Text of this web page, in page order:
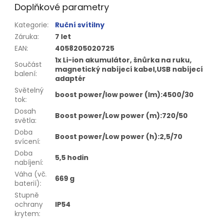
Doplňkové parametry
Kategorie:
Ruční svítilny
Záruka:
7 let
EAN:
4058205020725
Součást
balení:
1x Li-ion akumulátor, šnůrka na ruku,
magnetický nabíjecí kabel,USB nabíjecí
adaptér
Světelný
tok:
boost power/low power (lm):4500/30
Dosah
světla:
Boost power/Low power (m):720/50
Doba
svícení:
Boost power/Low power (h):2,5/70
Doba
nabíjení:
5,5 hodin
Váha (vč.
baterií):
669 g
Stupně
ochrany
krytem:
IP54